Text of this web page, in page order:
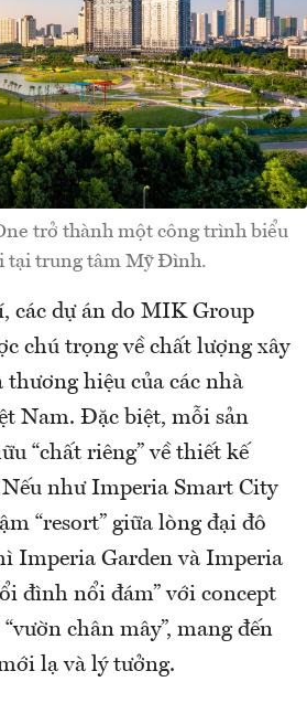
trở thành một công trình biểu
tại trung tâm Mỹ Đình.
các dự án do MIK Group
chú trọng về chất lượng xây
hiệu của các nhà
Nam. Đặc biệt, mỗi sản
“chất riêng” về thiết kế
như Imperia Smart City
“resort” giữa lòng đại đô
Imperia Garden và Imperia
đình nổi đám” với concept
chân mây”, mang đến
lạ và lý tưởng.